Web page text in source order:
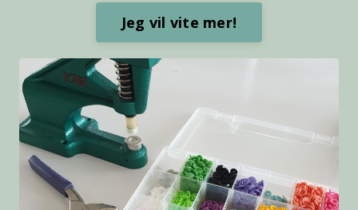
Jeg vil vite mer!